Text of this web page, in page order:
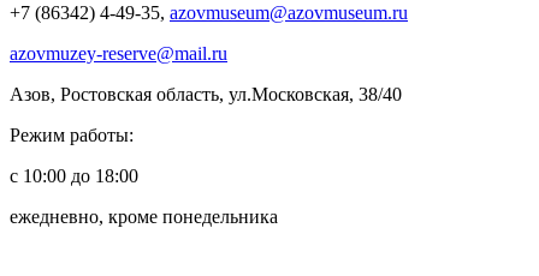
+7 (86342) 4-49-35, azovmuseum@azovmuseum.ru
azovmuzey-reserve@mail.ru
Азов, Ростовская область, ул.Московская, 38/40
Режим работы:
с 10:00 до 18:00
ежедневно, кроме понедельника